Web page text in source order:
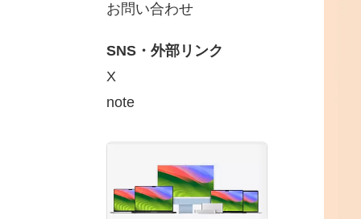
お問い合わせ
SNS・外部リンク
X
note